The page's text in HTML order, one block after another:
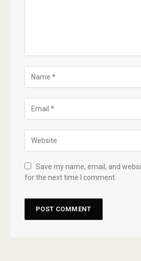
Save my name, email, and
for the next time I comment.